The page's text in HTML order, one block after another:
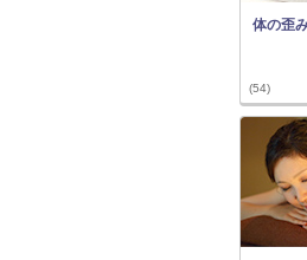
体の歪
(54)